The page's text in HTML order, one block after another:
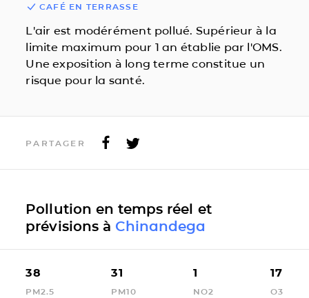
CAFÉ EN TERRASSE
L'air est modérément pollué. Supérieur à la
limite maximum pour 1 an établie par l'OMS.
Une exposition à long terme constitue un
risque pour la santé.
PARTAGER
Pollution en temps réel et
prévisions à Chinandega
38
PM2.5
31
PM10
1
NO2
17
O3